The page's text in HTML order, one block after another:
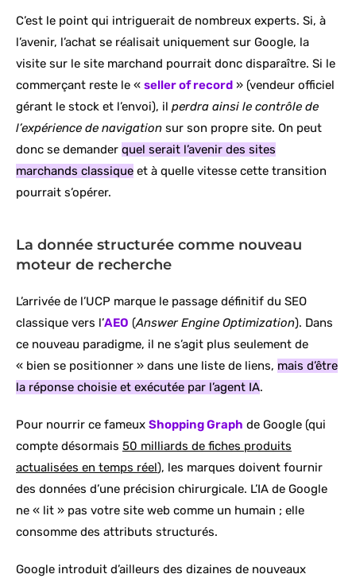
C’est le point qui intriguerait de nombreux experts. Si, à
l’avenir, l’achat se réalisait uniquement sur Google, la
visite sur le site marchand pourrait donc disparaître. Si le
commerçant reste le « seller of record » (vendeur officiel
gérant le stock et l’envoi), il perdra ainsi le contrôle de
l’expérience de navigation sur son propre site. On peut
donc se demander quel serait l’avenir des sites
marchands classique et à quelle vitesse cette transition
pourrait s’opérer.
La donnée structurée comme nouveau
moteur de recherche
L’arrivée de l’UCP marque le passage définitif du SEO
classique vers l’AEO (Answer Engine Optimization). Dans
ce nouveau paradigme, il ne s’agit plus seulement de
« bien se positionner » dans une liste de liens, mais d’être
la réponse choisie et exécutée par l’agent IA.
Pour nourrir ce fameux Shopping Graph de Google (qui
compte désormais 50 milliards de fiches produits
actualisées en temps réel), les marques doivent fournir
des données d’une précision chirurgicale. L’IA de Google
ne « lit » pas votre site web comme un humain ; elle
consomme des attributs structurés.
Google introduit d’ailleurs des dizaines de nouveaux